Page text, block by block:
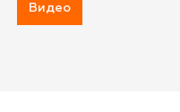
Видео